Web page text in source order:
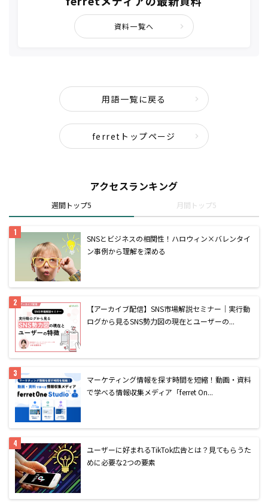
資料一覧へ
用語一覧に戻る
ferretトップページ
アクセスランキング
週間トップ5 月間トップ5
SNSとビジネスの相関性！ハロウィン×バレンタイ
ン事例から理解を深める
【アーカイブ配信】SNS市場解説セミナー｜実行動
ログから見るSNS勢力図の現在とユーザーの...
マーケティング情報を探す時間を短縮！動画・資料
で学べる情報収集メディア「ferret On...
ユーザーに好まれるTikTok広告とは？見てもらうた
めに必要な2つの要素